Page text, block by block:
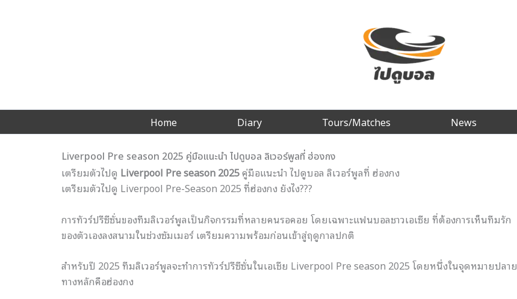
Home Diary Tours/Matches News
Liverpool Pre season 2025 คู่มือแนะนำ ไปดูบอล ลิเวอร์พูลที่ ฮ่องกง
เตรียมตัวไปดู Liverpool Pre season 2025คู่มือแนะนำ ไปดูบอล ลิเวอร์พูลที่ ฮ่องกง
เตรียมตัวไปดู Liverpool Pre-Season 2025 ที่ฮ่องกง ยังไง???
การทัวร์ปรีซีซั่นของทีมลิเวอร์พูลเป็นกิจกรรมที่หลายคนรอคอย โดยเฉพาะแฟนบอลชาวเอเซีย ที่ต้องการเห็นทีมรัก
ของตัวเองลงสนามในช่วงซัมเมอร์ เตรียมความพร้อมก่อนเข้าสู่ฤดูกาลปกติ
สำหรับปี 2025 ทีมลิเวอร์พูลจะทำการทัวร์ปรีซีซั่นในเอเชีย Liverpool Pre season 2025 โดยหนึ่งในจุดหมายปลาย
ทางหลักคือฮ่องกง